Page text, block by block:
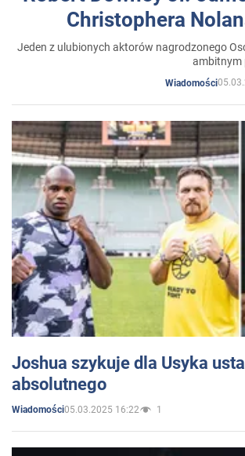
Christophera
Jeden z ulubionych aktorów nagrodzonego
ambitnym
Wiadomości
Joshua szykuje dla Usyka
absolutnego
Wiadomości05.03.2025 16:22 1